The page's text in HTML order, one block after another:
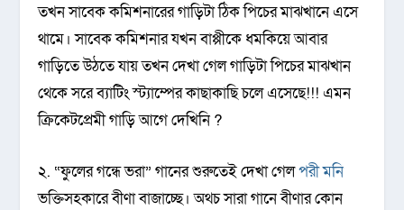
তখন সাবেক কমিশনারের গাড়িটা ঠিক পিচের মাঝখানে এসে
থামে। সাবেক কমিশনার যখন বাপ্পীকে ধমকিয়ে আবার
গাড়িতে উঠতে যায় তখন দেখা গেল গাড়িটা পিচের মাঝখান
থেকে সরে ব্যাটিং স্ট্যাম্পের কাছাকাছি চলে এসেছে!!! এমন
ক্রিকেটপ্রেমী গাড়ি আগে দেখিনি?
২. “ফুলের গন্ধে ভরা” গানের শুরুতেই দেখা গেলপরী মনি
ভক্তিসহকারে বীণা বাজাচ্ছে। অথচ সারা গানে বীণার কোন